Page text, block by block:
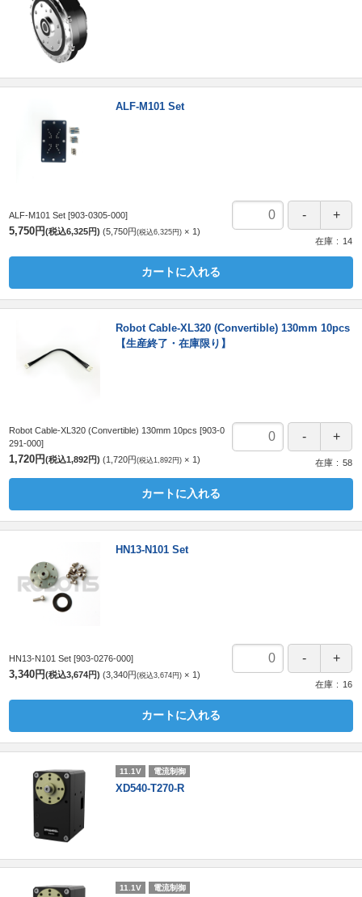
ALF-M101 Set
ALF-M101 Set [903-0305-000]
5,750円(税込6,325円) 5,750円(税込6,325円)
1
在庫
14
カートに入れる
Robot Cable-XL320 (Convertible) 130mm 10pcs
【生産終了・在庫限り】
Robot Cable-XL320 (Convertible) 130mm 10pcs [903-0
291-000]
1,720円(税込1,892円) 1,720円(税込1,892円) 1 在庫 58
カートに入れる
HN13-N101 Set
HN13-N101 Set [903-0276-000]
3,340円(税込3,674円) 3,340円(税込3,674円)
1
在庫
16
カートに入れる
11.1V 電流制御
XD540-T270-R
11.1V 電流制御